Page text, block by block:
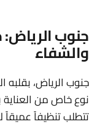
جنوب الرياض:
والشفاء
جنوب الرياض، بقلبه
نوع خاص من العناية
تتطلب تنظيفاً عميقاً